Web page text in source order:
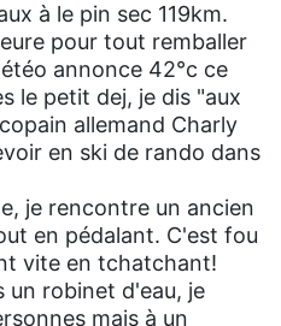
à le pin sec 119km.
pour tout remballer
annonce 42°c ce
le petit dej, je dis "aux
allemand Charly
en ski de rando dans
je rencontre un ancien
en pédalant. C'est fou
vite en tchatchant!
un robinet d'eau, je
mais à un